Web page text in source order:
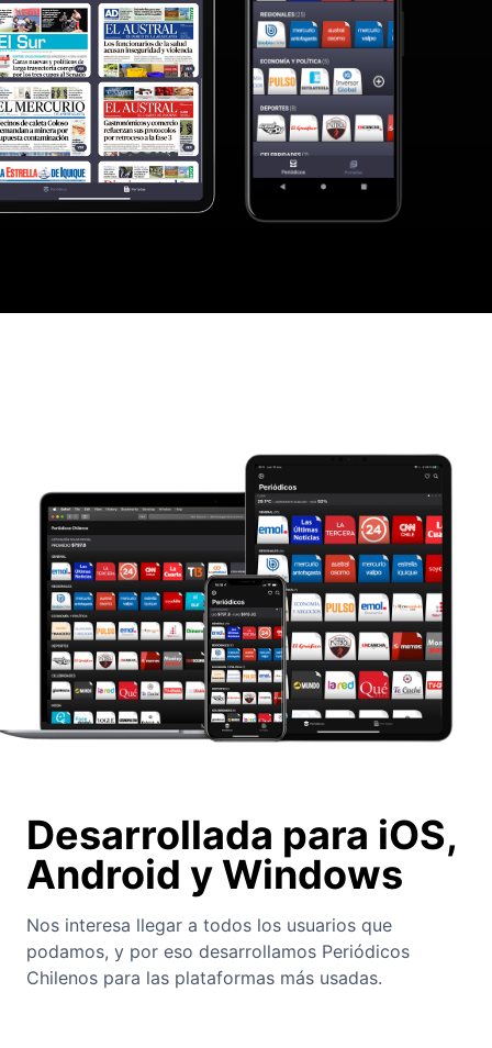
Desarrollada para iOS,
Android y Windows
Nos interesa llegar a todos los usuarios que
podamos, y por eso desarrollamos Periódicos
Chilenos para las plataformas más usadas.